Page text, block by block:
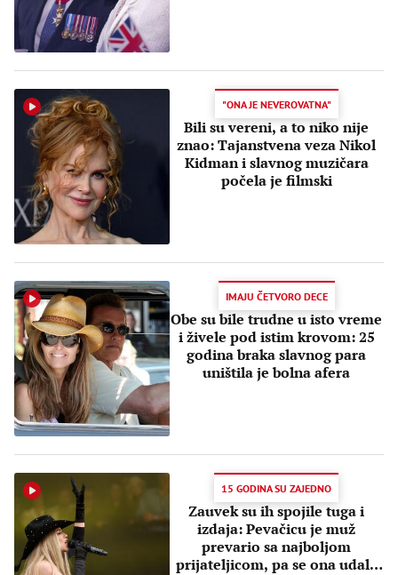
"ONA JE NEVEROVATNA"
Bili su vereni, a to niko nije
znao: Tajanstvena veza Nikol
Kidman i slavnog muzičara
počela je filmski
IMAJU ČETVORO DECE
Obe su bile trudne u isto vreme
i živele pod istim krovom: 25
godina braka slavnog para
uništila je bolna afera
15 GODINA SU ZAJEDNO
Zauvek su ih spojile tuga i
izdaja: Pevačicu je muž
prevario sa najboljom
prijateljicom, pa se ona udala